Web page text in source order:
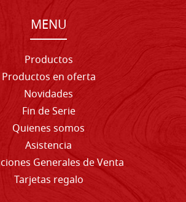
MENU
Productos
Productos en oferta
Novidades
Fin de Serie
Quienes somos
Asistencia
Generales de Venta
Tarjetas regalo